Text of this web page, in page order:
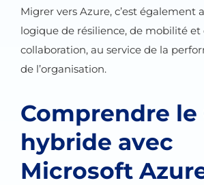
Migrer vers Azure, c’est également
logique de résilience, de mobilité et
collaboration, au service de la
de l’organisation.
Comprendre le
hybride avec
Microsoft